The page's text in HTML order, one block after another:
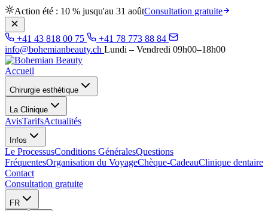
Action été : 10 % jusqu'au 31 aoûtConsultation gratuite
+41 43 818 00 75
+41 78 773 88 84
info@bohemianbeauty.ch Lundi – Vendredi 09h00–18h00
Accueil
Chirurgie esthétique
La Clinique
AvisTarifsActualités
Infos
Le ProcessusConditions GénéralesQuestions
FréquentesOrganisation du VoyageChèque-CadeauClinique dentaire
Contact
Consultation gratuite
FR